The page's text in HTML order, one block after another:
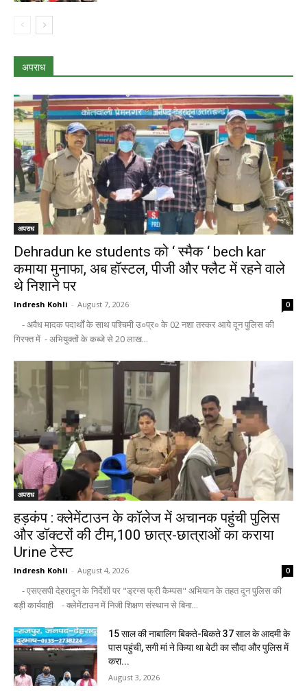
अपराध
अपराध
Dehradun ke students को ‘ स्मैक ‘ bech kar
कमाया मुनाफा, अब हॉस्टल, पीजी और फ्लैट में रहने वाले
थे निशाने पर
Indresh Kohli - August 7, 2026 0
- अवैध मादक पदार्थों के साथ पश्चिमी उ०प्र० के 02 नशा तस्कर आये दून पुलिस की
गिरफ्त में - अभियुक्तों के कब्जे से 20 लाख...
अपराध
हड़कंप : क्लेमेंटाउन के कॉलेज में अचानक पहुंची पुलिस
और डॉक्टरों की टीम,100 छात्र-छात्राओं का कराया
Urine टेस्ट
Indresh Kohli - August 4, 2026 0
- एसएसपी देहरादून के निर्देशों पर "ड्रग्स फ्री कैम्पस" अभियान के तहत दून पुलिस की
बड़ी कार्यवाही - क्लेमेंटाउन में निजी शिक्षण संस्थान से बिना...
15 साल की नाबालिग बिकते-बिकते 37 साल के आदमी के
पास पहुंची, सगी मां ने किया था बेटी का सौदा और पुलिस में
करा...
August 3, 2026